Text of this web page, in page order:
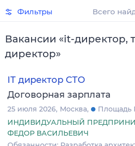
Фильтры Всего
Вакансии «it-директор,
директор»
IT директор CTO
Договорная зарплата
25 июля 2026 Москва
Площадь
ИНДИВИДУАЛЬНЫЙ
ФЕДОР ВАСИЛЬЕВИЧ